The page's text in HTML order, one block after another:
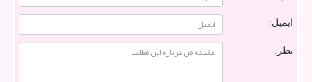
ایمیل:
نظر: